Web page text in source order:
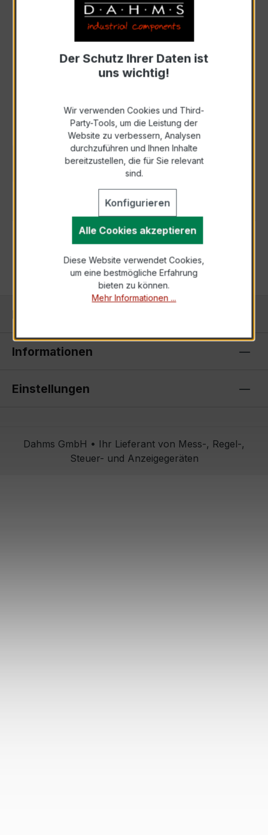
Zur Sammelanfrage hinzufügen
Anfrage telefonisch
BESCHREIBUNG
TECHNISCHE DATEN
Kontakt
Informationen
Einstellungen
Dahms GmbH • Ihr Lieferant von Mess-, Regel-,
Steuer- und Anzeigegeräten
Der Schutz Ihrer Daten ist
uns wichtig!
Wir verwenden Cookies und Third-
Party-Tools, um die Leistung der
Website zu verbessern, Analysen
durchzuführen und Ihnen Inhalte
bereitzustellen, die für Sie relevant
sind.
Konfigurieren
Alle Cookies akzeptieren
Diese Website verwendet Cookies,
um eine bestmögliche Erfahrung
bieten zu können.
Mehr Informationen ...